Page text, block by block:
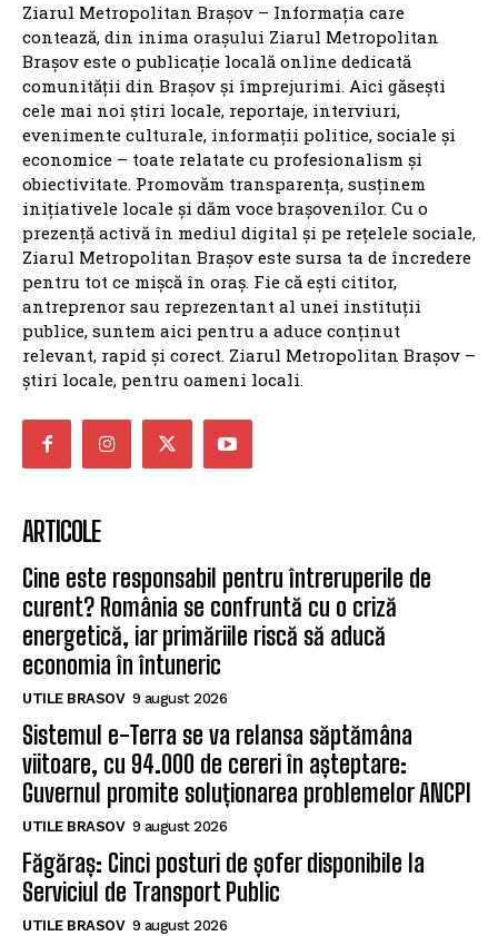
Ziarul Metropolitan Brașov – Informația care
contează, din inima orașului Ziarul Metropolitan
Brașov este o publicație locală online dedicată
comunității din Brașov și împrejurimi. Aici găsești
cele mai noi știri locale, reportaje, interviuri,
evenimente culturale, informații politice, sociale și
economice – toate relatate cu profesionalism și
obiectivitate. Promovăm transparența, susținem
inițiativele locale și dăm voce brașovenilor. Cu o
prezență activă în mediul digital și pe rețelele sociale,
Ziarul Metropolitan Brașov este sursa ta de încredere
pentru tot ce mișcă în oraș. Fie că ești cititor,
antreprenor sau reprezentant al unei instituții
publice, suntem aici pentru a aduce conținut
relevant, rapid și corect. Ziarul Metropolitan Brașov –
știri locale, pentru oameni locali.
ARTICOLE
Cine este responsabil pentru întreruperile de
curent? România se confruntă cu o criză
energetică, iar primăriile riscă să aducă
economia în întuneric
UTILE BRASOV 9 august 2026
Sistemul e-Terra se va relansa săptămâna
viitoare, cu 94.000 de cereri în așteptare:
Guvernul promite soluționarea problemelor ANCPI
UTILE BRASOV 9 august 2026
Făgăraș: Cinci posturi de șofer disponibile la
Serviciul de Transport Public
UTILE BRASOV 9 august 2026